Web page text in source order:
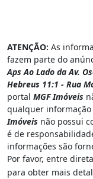
ATENÇÃO: As
fazem parte do
Aps Ao Lado da Av.
Hebreus 11:1 - Rua
portal MGF Imóveis
qualquer informação
Imóveis não possui
é de
informações são
Por favor, entre
para obter mais